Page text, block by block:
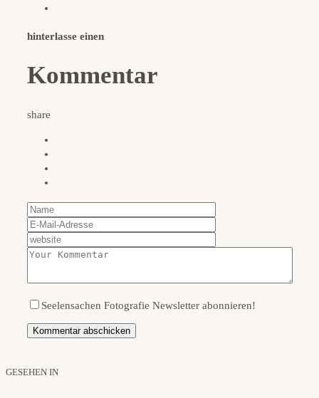
hinterlasse einen
Kommentar
share
Seelensachen Fotografie Newsletter abonnieren!
GESEHEN IN